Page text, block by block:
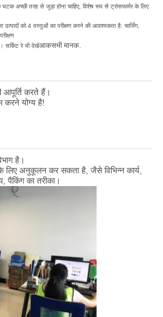
अच्छी तरह से जुड़ा होना चाहिए, विशेष रूप से ट्रांसफार्मर के लिए
उत्पादों को 4 वस्तुओं का परीक्षण करने की आवश्यकता है: चार्जिंग,
सर्किट रे भी देखेंआकसभी मानक.
आपूर्ति करते हैं।
करने योग्य है!
है।
के लिए अनुकूलन कर सकता है, जैसे विभिन्न कार्य,
पैकिंग का तरीका।